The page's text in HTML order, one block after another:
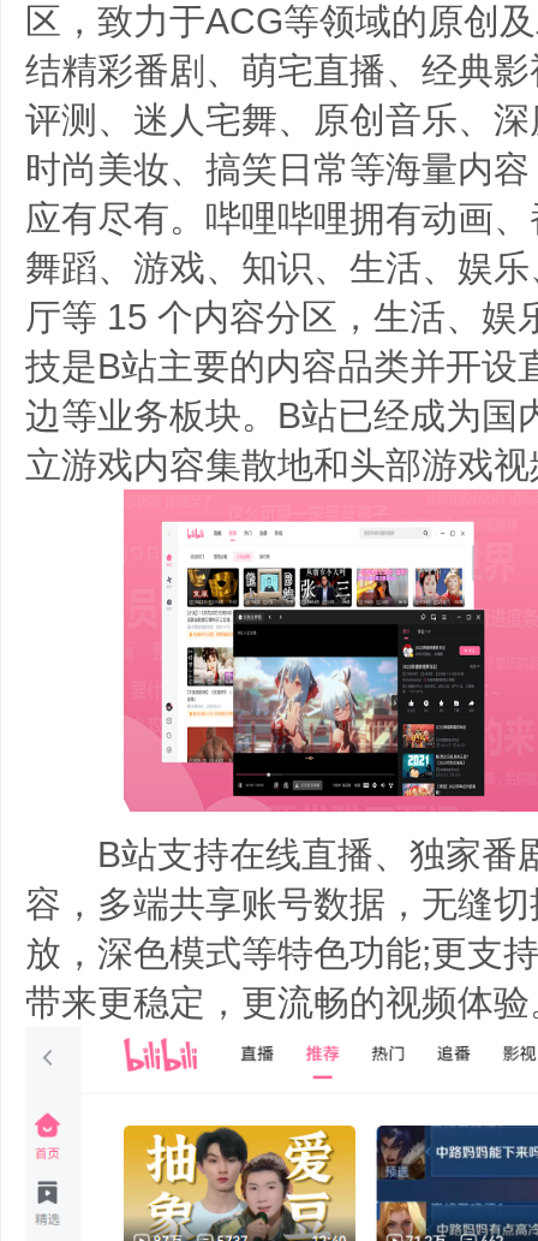
区，致力于ACG等领域的原创
结精彩番剧、萌宅直播、经典
评测、迷人宅舞、原创音乐、
时尚美妆、搞笑日常等海量内
应有尽有。哔哩哔哩拥有动画
舞蹈、游戏、知识、生活、娱
厅等 15 个内容分区，生活、娱
技是B站主要的内容品类并开设
边等业务板块。B站已经成为国
立游戏内容集散地和头部游戏
B站支持在线直播、独家番
容，多端共享账号数据，无缝
放，深色模式等特色功能;更支
带来更稳定，更流畅的视频体验